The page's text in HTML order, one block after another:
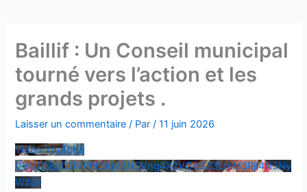
Baillif : Un Conseil municipal
tourné vers l’action et les
grands projets .
Laisser un commentaire / Par/11 juin 2026
Vidéo YouTube
VVVJTjBqOUVPRE5qV2NSVng4X2VCeGZ3LmM3RjI4N3Ny
WlNV